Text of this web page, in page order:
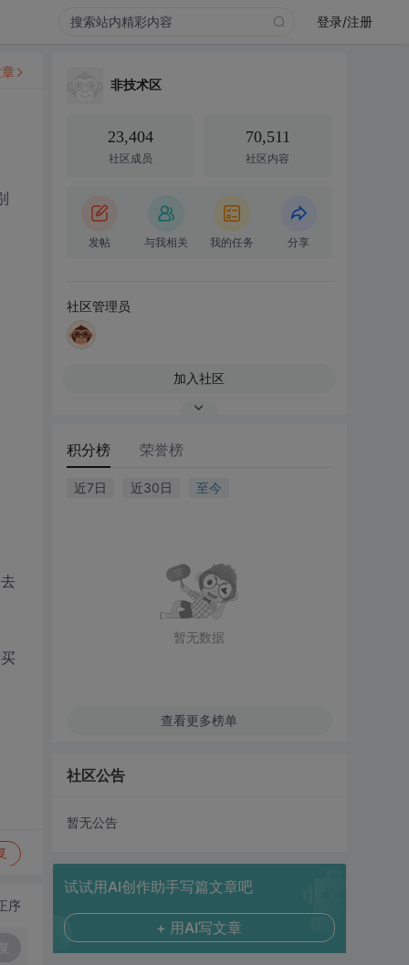
登录/注册
序
非技术区
23,404
社区成员
70,511
社区内容
发帖 与我相关 我的任务 分享
社区管理员
加入社区
积分榜 荣誉榜
近7日 近30日 至今
暂无数据
查看更多榜单
社区公告
暂无公告
试试用AI创作助手写篇文章吧
+ 用AI写文章